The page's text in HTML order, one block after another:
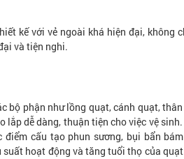
kế với vẻ ngoài khá hiện đại,
và tiện nghi.
bộ phận như lồng quạt, cánh quạt,
lắp dễ dàng, thuận tiện cho việc vệ
cấu tạo phun sương, bụi bẩn
hoạt động và tăng tuổi thọ của